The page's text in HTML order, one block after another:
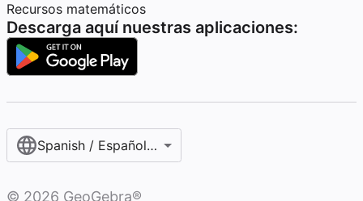
Recursos matemáticos
Descarga aquí nuestras aplicaciones:
Spanish / Español (internacional)
© 2026 GeoGebra®